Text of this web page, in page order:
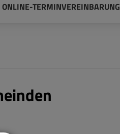
ONLINE-TERMINVEREINBARUNG